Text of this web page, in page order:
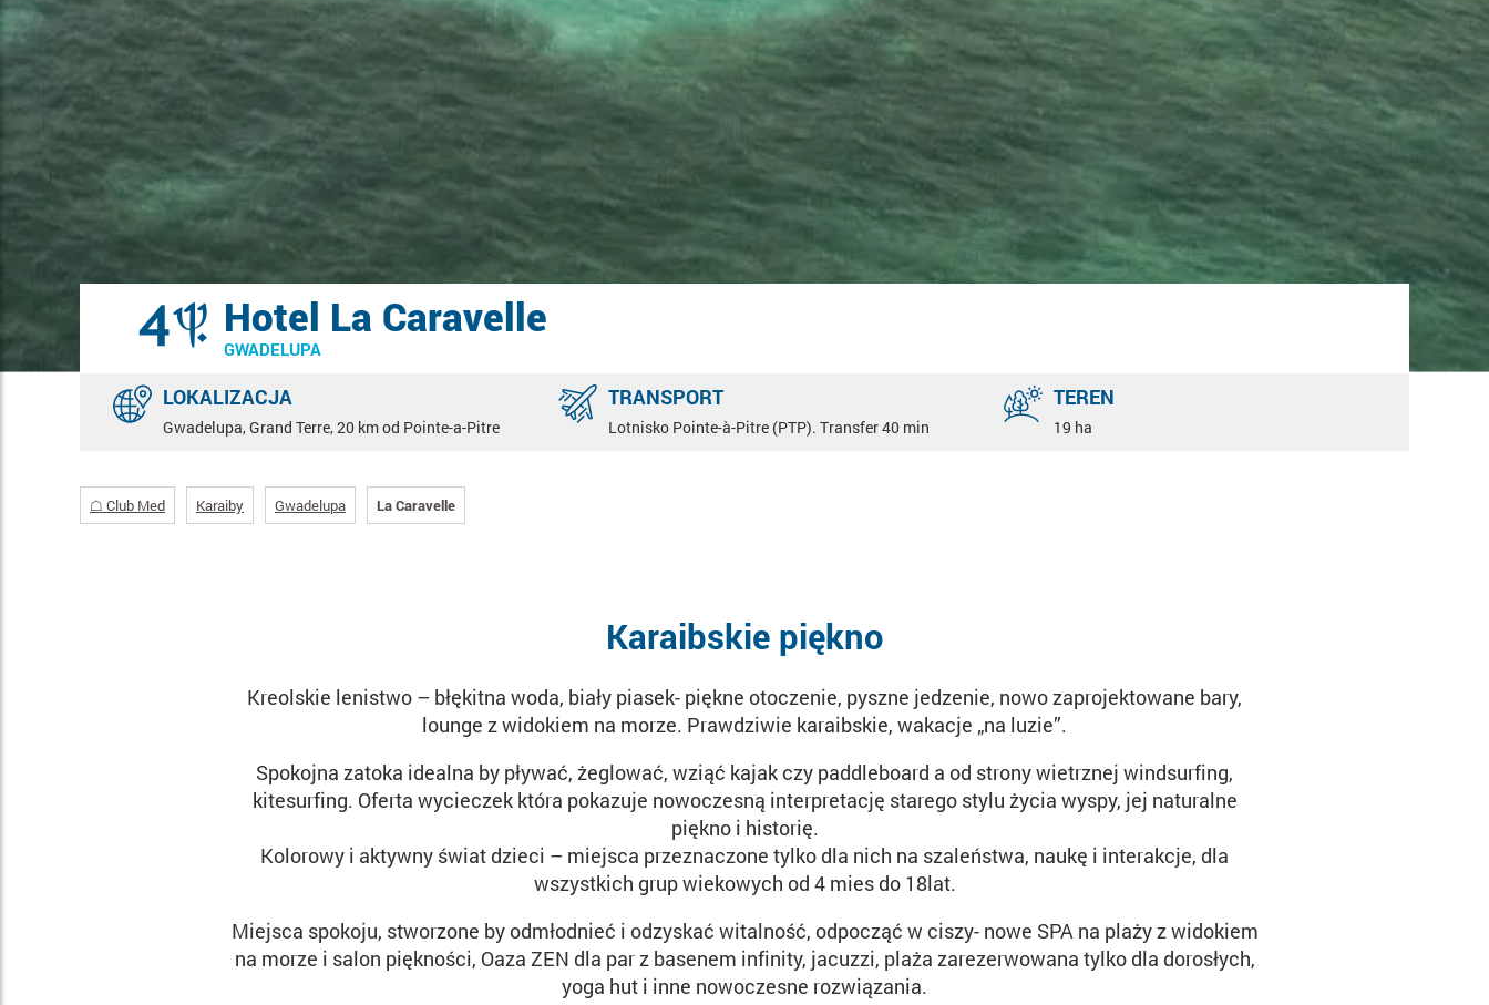
Hotel La Caravelle
GWADELUPA
LOKALIZACJA
Gwadelupa, Grand Terre, 20 km od Pointe-a-Pitre
TRANSPORT
Lotnisko Pointe-à-Pitre (PTP). Transfer 40 min
TEREN
19 ha
☖ Club Med Karaiby Gwadelupa La Caravelle
Karaibskie piękno
Kreolskie lenistwo – błękitna woda, biały piasek- piękne otoczenie, pyszne jedzenie, nowo zaprojektowane bary,
lounge z widokiem na morze. Prawdziwie karaibskie, wakacje „na luzie”.
Spokojna zatoka idealna by pływać, żeglować, wziąć kajak czy paddleboard a od strony wietrznej windsurfing,
kitesurfing. Oferta wycieczek która pokazuje nowoczesną interpretację starego stylu życia wyspy, jej naturalne
piękno i historię.
Kolorowy i aktywny świat dzieci – miejsca przeznaczone tylko dla nich na szaleństwa, naukę i interakcje, dla
wszystkich grup wiekowych od 4 mies do 18lat.
Miejsca spokoju, stworzone by odmłodnieć i odzyskać witalność, odpocząć w ciszy- nowe SPA na plaży z widokiem
na morze i salon piękności, Oaza ZEN dla par z basenem infinity, jacuzzi, plaża zarezerwowana tylko dla dorosłych,
yoga hut i inne nowoczesne rozwiązania.